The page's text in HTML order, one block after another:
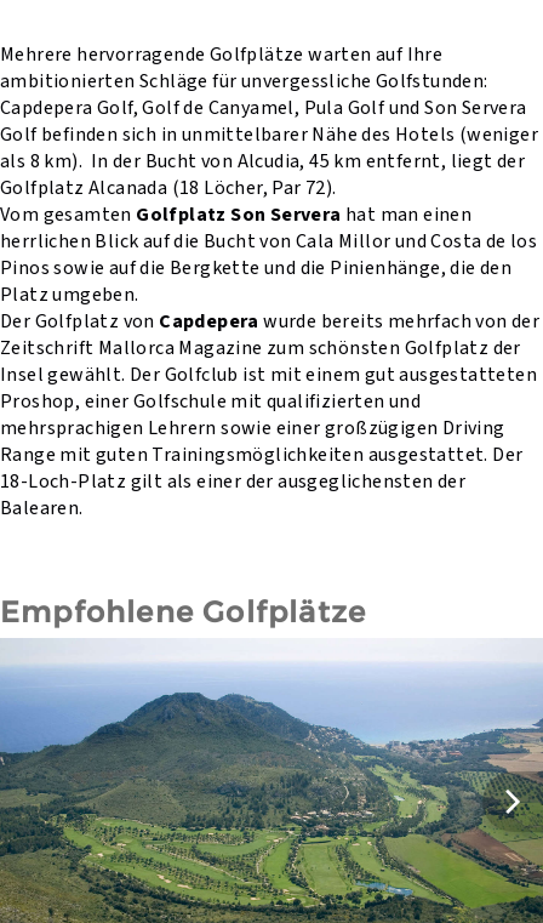
Mehrere hervorragende Golfplätze warten auf Ihre
ambitionierten Schläge für unvergessliche Golfstunden:
Capdepera Golf, Golf de Canyamel, Pula Golf und Son Servera
Golf befinden sich in unmittelbarer Nähe des Hotels (weniger
als 8 km). In der Bucht von Alcudia, 45 km entfernt, liegt der
Golfplatz Alcanada (18 Löcher, Par 72).
Vom gesamten Golfplatz Son Servera hat man einen
herrlichen Blick auf die Bucht von Cala Millor und Costa de los
Pinos sowie auf die Bergkette und die Pinienhänge, die den
Platz umgeben.
Der Golfplatz von Capdepera wurde bereits mehrfach von der
Zeitschrift Mallorca Magazine zum schönsten Golfplatz der
Insel gewählt. Der Golfclub ist mit einem gut ausgestatteten
Proshop, einer Golfschule mit qualifizierten und
mehrsprachigen Lehrern sowie einer großzügigen Driving
Range mit guten Trainingsmöglichkeiten ausgestattet. Der
18-Loch-Platz gilt als einer der ausgeglichensten der
Balearen.
Empfohlene Golfplätze